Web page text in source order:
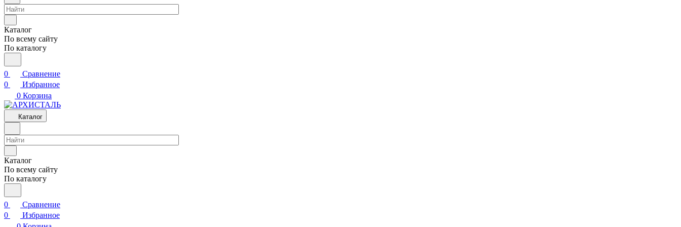
Каталог
По всему сайту
По каталогу
0
Сравнение
0
Избранное
0 Корзина
Каталог
Каталог
По всему сайту
По каталогу
0
Сравнение
0
Избранное